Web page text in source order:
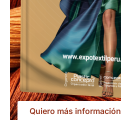
Quiero más información